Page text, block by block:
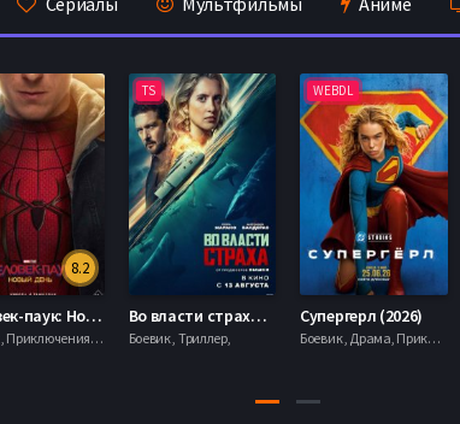
8.2
Человек-паук: Новый день (2026)
Боевик , Приключения, Фантастика, Фэнтези,
TS
Во власти страха (2026)
Боевик , Триллер,
WEBDL
Супергерл (2026)
Боевик , Драма, Приключения, Фантастика,